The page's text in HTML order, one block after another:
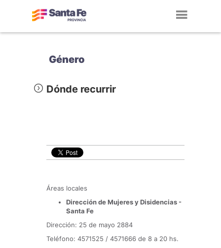
Género
Dónde recurrir
Áreas locales
Dirección de Mujeres y Disidencias -
Santa Fe
Dirección: 25 de mayo 2884
Teléfono: 4571525 / 4571666 de 8 a 20 hs.